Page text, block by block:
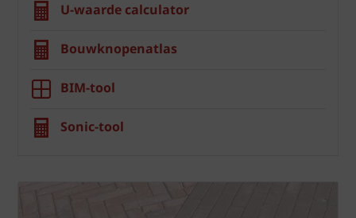
U-waarde calculator
Bouwknopenatlas
BIM-tool
Sonic-tool